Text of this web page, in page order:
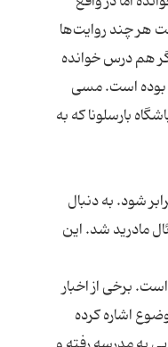
است هر چند روایت‌ها
هم درس خوانده
بوده است. مسی
بارسلونا که به
برابر شود. به دنبال
مادرید شد. این
برخی از اخبار
اشاره کرده